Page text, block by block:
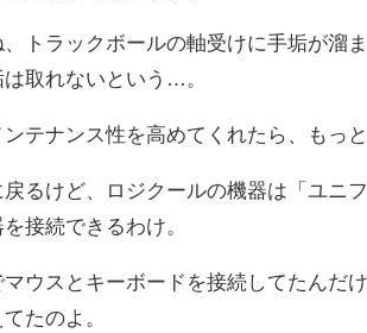
、トラックボールの軸受けに手垢が溜
は取れないという…。
ンテナンス性を高めてくれたら、もっ
戻るけど、ロジクールの機器は「ユニ
接続できるわけ。
マウスとキーボードを接続してたんだ
たのよ。